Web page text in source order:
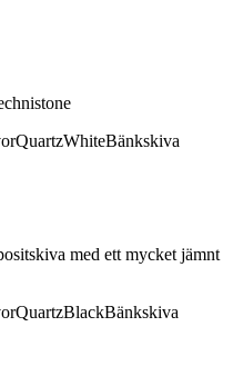
QuartzWhiteBänkskiva
med ett mycket jämnt
QuartzBlackBänkskiva